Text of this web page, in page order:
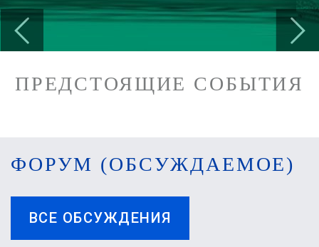
Previous
ПРЕДСТОЯЩИЕ СОБЫТИЯ
ФОРУМ (ОБСУЖДАЕМОЕ)
ВСЕ ОБСУЖДЕНИЯ